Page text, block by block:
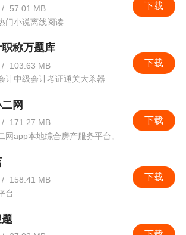
下载
/
57.01 MB
门小说离线阅读
下载
称万题库
/
103.63 MB
计中级会计考证通关大杀器
下载
网
/
171.27 MB
网app本地综合房产服务平台。
下载
/
158.41 MB
台